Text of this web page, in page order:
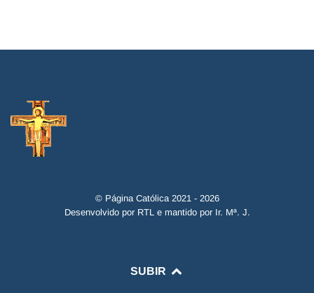
© Página Católica 2021 - 2026
Desenvolvido por RTL e mantido por Ir. Mª. J.
SUBIR